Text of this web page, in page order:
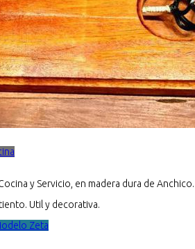
y Servicio, en madera dura de Anchico.
Util y decorativa.
Zeta